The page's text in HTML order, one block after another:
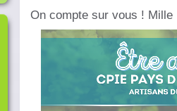
On compte sur vous ! Mille